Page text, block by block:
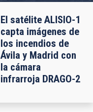
El satélite ALISIO-1
capta imágenes de
los incendios de
Ávila y Madrid con
la cámara
infrarroja DRAGO-2